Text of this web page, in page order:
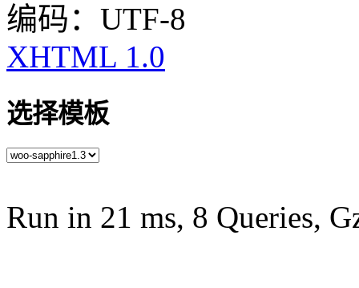
编码：UTF-8
XHTML 1.0
选择模板
Run in 21 ms, 8 Queries,